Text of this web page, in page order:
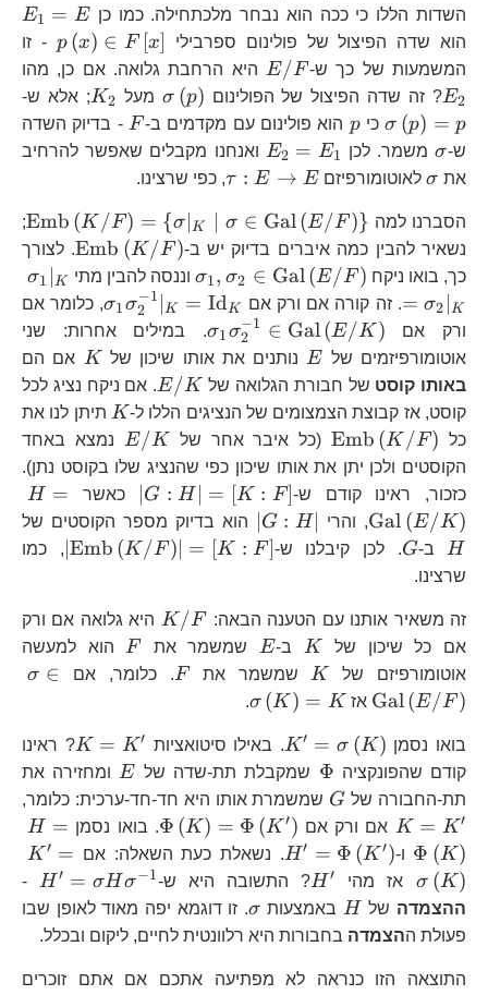
השדות הללו כי ככה הוא נבחר מלכתחילה. כמו כן
E1 = E
הוא שדה הפיצול של פולינום ספרבילי p (x) ∈ F [x]
- זו
המשמעות של כך ש-
E/F E/F היא הרחבת גלואה. אם כן, מהו
E2 ? זה שדה הפיצול של הפולינום σ (p) מעל K_{2}
K2 ; אלא ש-
σ (p) = p כי p p הוא פולינום עם מקדמים ב- F
F - בדיוק השדה
ש-
\sigma σמשמר. לכןE_{2}=E_{1}
E2 = E1
ואנחנו מקבלים שאפשר להרחיב
את σלאוטומורפיזם\tau:E\to
τ : E → E , כפי שרצינו.
הסברנו למה Emb (K /F) = {σ K σ ∈ Gal(E/F)}
;
נשאיר להבין כמה איברים בדיוק יש ב-
Emb (K/F )
. לצורך
כך, בואו ניקח
σ1, σ2 ∈ Gal(E/F ) וננסה להבין מתי σ1 K
= σ2 K . זה קורה אם ורק אם σ1σ2
−1
K = IdK
, כלומר אם
ורק אם
σ1σ2
−1 ∈ Gal(E/K )
. במילים אחרות: שני
אוטומורפיזמים של
E E נותנים את אותו שיכון של K
K אם הם
באותו קוסט של חבורת הגלואה של
E/K
E/K
. אם ניקח נציג לכל
קוסט, אז קבוצת הצמצומים של הנציגים הללו ל-
K
K תיתן לנו את
כל
\text{Emb}\left(K/F\right)
Emb (K /F) (כל איבר אחר של E/K
E/K
נמצא באחד
הקוסטים ולכן יתן את אותו שיכון כפי שהנציג שלו בקוסט נתן).
כזכור, ראינו קודם ש-
G : H = [K : F] כאשר H =
Gal (E/K) , והרי
\left|G:H\right|
G : H הוא בדיוק מספר הקוסטים של
H ב- G G. לכן קיבלנו ש- Emb (K /F ) = [K : F]
, כמו
שרצינו.
זה משאיר אותנו עם הטענה הבאה:
K/F
K /F
היא גלואה אם ורק
אם כל שיכון של
K K ב- E E שמשמר את F
F הוא למעשה
אוטומורפיזם של
K K שמשמר את F
F. כלומר, אם σ ∈
Gal(E/F ) אז
\sigma\left(K\right)=K
σ (K ) = K
.
בואו נסמן K′ = σ (K) . באילו סיטואציות K = K′
? ראינו
קודם שהפונקציה
\Phi Φ שמקבלת תת-שדה של E
E ומחזירה את
תת-החבורה של
G G שמשמרת אותו היא חד-חד-ערכית: כלומר,
K = K′ אם ורק אם Φ (K) = Φ (K′) . בואו נסמן H =
Φ (K) ו- H′ = Φ (K′) . נשאלת כעת השאלה: אם K′ =
σ (K) אז מהי H^{\prime} H′ ? התשובה היא ש- H′ = σHσ−1
-
ההצמדה של H H באמצעות
\sigma
σ. זו דוגמא יפה מאוד לאופן שבו
פעולת ההצמדה בחבורות היא רלוונטית לחיים, ליקום ובכלל.
התוצאה הזו כנראה לא מפתיעה אתכם אם אתם זוכרים